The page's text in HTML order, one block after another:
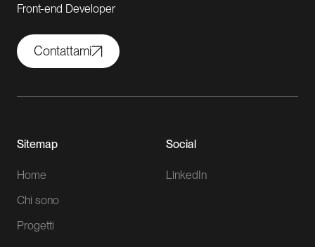
Front-end Developer
Contattami
Sitemap
Home
Chi sono
Progetti
Social
LinkedIn